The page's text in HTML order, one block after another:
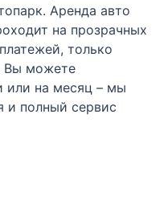
Аренда авто
на прозрачных
только
Вы можете
или на месяц – мы
и полный сервис